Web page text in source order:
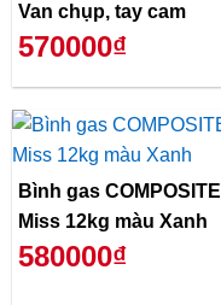
Van chụp, tay cam
570000₫
Bình gas COMPOSITE
Miss 12kg màu Xanh
580000₫